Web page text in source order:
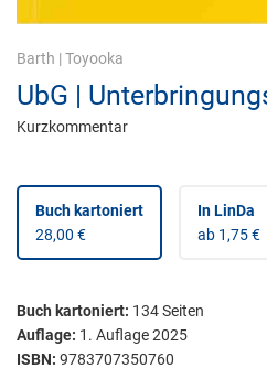
Barth | Toyooka
UbG |
Kurzkommentar
Buch kartoniert
28,00 €
In LinDa
ab 1,75 €
Buch kartoniert: 134Seiten
Auflage: 1. Auflage 2025
ISBN: 9783707350760